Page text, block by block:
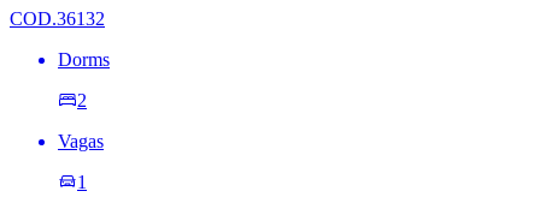
COD.36132
Dorms
2
Vagas
1